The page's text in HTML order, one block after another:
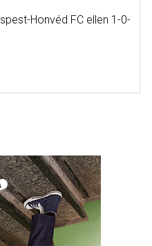
Honvéd FC ellen 1-0-